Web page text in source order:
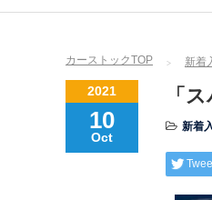
カーストックTOP 新着
2021
10
Oct
「
新着